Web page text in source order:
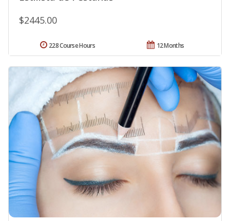
$2445.00
12 Months
228 Course Hours